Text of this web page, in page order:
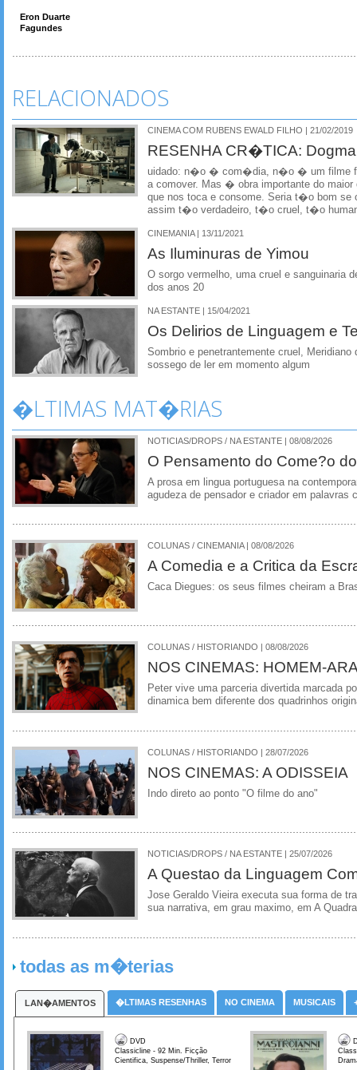
Eron Duarte
Fagundes
RELACIONADOS
CINEMA COM RUBENS EWALD FILHO | 21/02/2019
RESENHA CR�TICA:
uidado: n�o � com�dia, n�o � um filme
a comover. Mas � obra importante do maior
que nos toca e consome. Seria t�o bom se
assim t�o verdadeiro, t�o cruel, t�o
CINEMANIA | 13/11/2021
As Iluminuras de Yimou
O sorgo vermelho, uma cruel e sanguinaria
dos anos 20
NA ESTANTE | 15/04/2021
Os Delirios de Linguagem e
Sombrio e penetrantemente cruel, Meridiano
sossego de ler em momento algum
�LTIMAS MAT�RIAS
NOTICIAS/DROPS / NA ESTANTE | 08/08/2026
O Pensamento do Come?o
A prosa em lingua portuguesa na
agudeza de pensador e criador em palavras
COLUNAS / CINEMANIA | 08/08/2026
A Comedia e a Critica da
Caca Diegues: os seus filmes cheiram a
COLUNAS / HISTORIANDO | 08/08/2026
NOS CINEMAS: HOMEM-
Peter vive uma parceria divertida marcada
dinamica bem diferente dos quadrinhos
COLUNAS / HISTORIANDO | 28/07/2026
NOS CINEMAS: A ODISSEIA
Indo direto ao ponto "O filme do ano"
NOTICIAS/DROPS / NA ESTANTE | 25/07/2026
A Questao da Linguagem
Jose Geraldo Vieira executa sua forma de
sua narrativa, em grau maximo, em A
todas as m�terias
LAN�AMENTOS �LTIMAS RESENHAS NO CINEMA MUSICAIS
DVD
Classicline - 92 Min. Ficção
Cientifica, Suspense/Thriller, Terror